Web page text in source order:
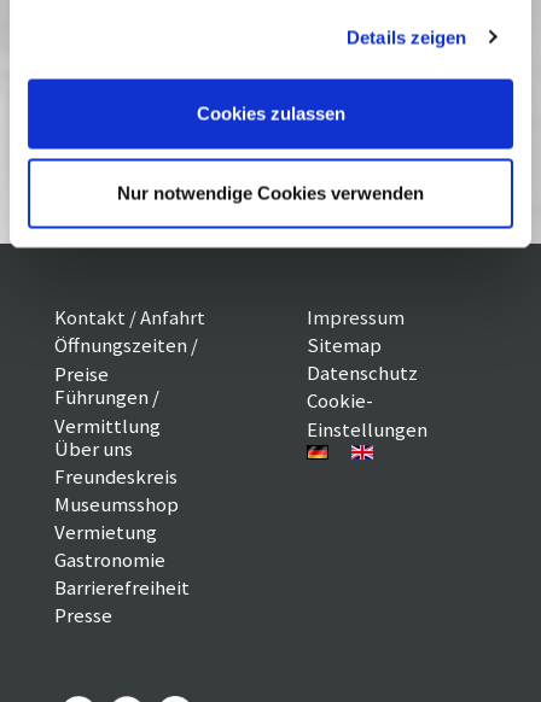
Cookies, wenn Sie unsere Webseite weiterhin nutzen.
Details zeigen
Cookies zulassen
Nur notwendige Cookies verwenden
Reservieren
Kontakt / Anfahrt
Öffnungszeiten /
Preise
Führungen /
Vermittlung
Über uns
Freundeskreis
Museumsshop
Vermietung
Gastronomie
Barrierefreiheit
Presse
Impressum
Sitemap
Datenschutz
Cookie-
Einstellungen